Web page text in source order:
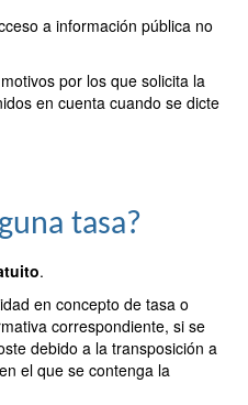
a información pública no
por los que solicita la
en cuenta cuando se dicte
tasa?
.
en concepto de tasa o
correspondiente, si se
debido a la transposición a
el que se contenga la